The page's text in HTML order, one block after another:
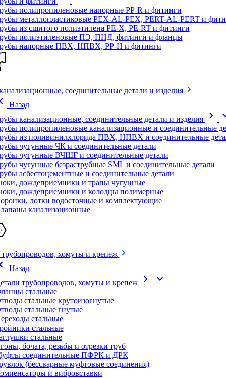
полипропиленовые напорные PP-R и фитинги
металлопластиковые PEX-AL-PEX, PERT-AL-PERT и
из сшитого полиэтилена PE-X, PE-RT и фитинги
полиэтиленовые ПЭ, ПНД, фитинги и фланцы
напорные ПВХ, НПВХ, PP-H и фитинги
соединительные детали и изделия
Назад
канализационные, соединительные детали и изделия
chevron_right
полипропиленовые канализационные и соединительные
из поливинилхлорида ПВХ, НПВХ и соединительные
чугунные ЧК и соединительные детали
чугунные ВЧШГ и соединительные детали
чугунные безраструбные SML и соединительные детали
асбестоцементные и соединительные детали
дождеприемники и трапы чугунные
дождеприемники и колодцы полимерные
лотки водосточные и комплектующие
канализационные
трубопроводов, хомуты и крепеж
Назад
трубопроводов, хомуты и крепеж
chevron_right expand_more
стальные
стальные крутоизогнутые
стальные гнутые
стальные
стальные
стальные
бочата, резьбы и отрезки труб
соединительные ПФРК и ДРК
(бессварные муфтовые соединения)
и вибровставки